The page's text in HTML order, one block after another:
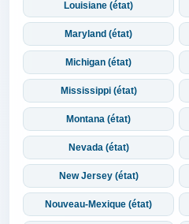
Louisiane (état)
Maryland (état)
Michigan (état)
Mississippi (état)
Montana (état)
Nevada (état)
New Jersey (état)
Nouveau-Mexique (état)